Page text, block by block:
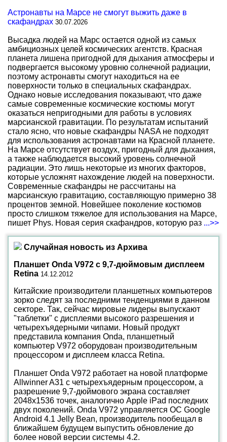
Астронавты на Марсе не смогут выжить даже в
скафандрах 30.07.2026
Высадка людей на Марс остается одной из самых
амбициозных целей космических агентств. Красная
планета лишена пригодной для дыхания атмосферы и
подвергается высокому уровню солнечной радиации,
поэтому астронавты смогут находиться на ее
поверхности только в специальных скафандрах.
Однако новые исследования показывают, что даже
самые современные космические костюмы могут
оказаться непригодными для работы в условиях
марсианской гравитации. По результатам испытаний
стало ясно, что новые скафандры NASA не подходят
для использования астронавтами на Красной планете.
На Марсе отсутствует воздух, пригодный для дыхания,
а также наблюдается высокий уровень солнечной
радиации. Это лишь некоторые из многих факторов,
которые усложнят нахождение людей на поверхности.
Современные скафандры не рассчитаны на
марсианскую гравитацию, составляющую примерно 38
процентов земной. Новейшее поколение костюмов
просто слишком тяжелое для использования на Марсе,
пишет Phys. Новая серия скафандров, которую раз ...>>
Случайная новость из Архива
Планшет Onda V972 с 9,7-дюймовым дисплеем
Retina 14.12.2012
Китайские производители планшетных компьютеров
зорко следят за последними тенденциями в данном
секторе. Так, сейчас мировые лидеры выпускают
"таблетки" с дисплеями высокого разрешения и
четырехъядерными чипами. Новый продукт
представила компания Onda, планшетный
компьютер V972 оборудован производительным
процессором и дисплеем класса Retina.
Планшет Onda V972 работает на новой платформе
Allwinner A31 с четырехъядерным процессором, а
разрешение 9,7-дюймового экрана составляет
2048x1536 точек, аналогично Apple iPad последних
двух поколений. Onda V972 управляется ОС Google
Android 4.1 Jelly Bean, производитель пообещал в
ближайшем будущем выпустить обновление до
более новой версии системы 4.2.